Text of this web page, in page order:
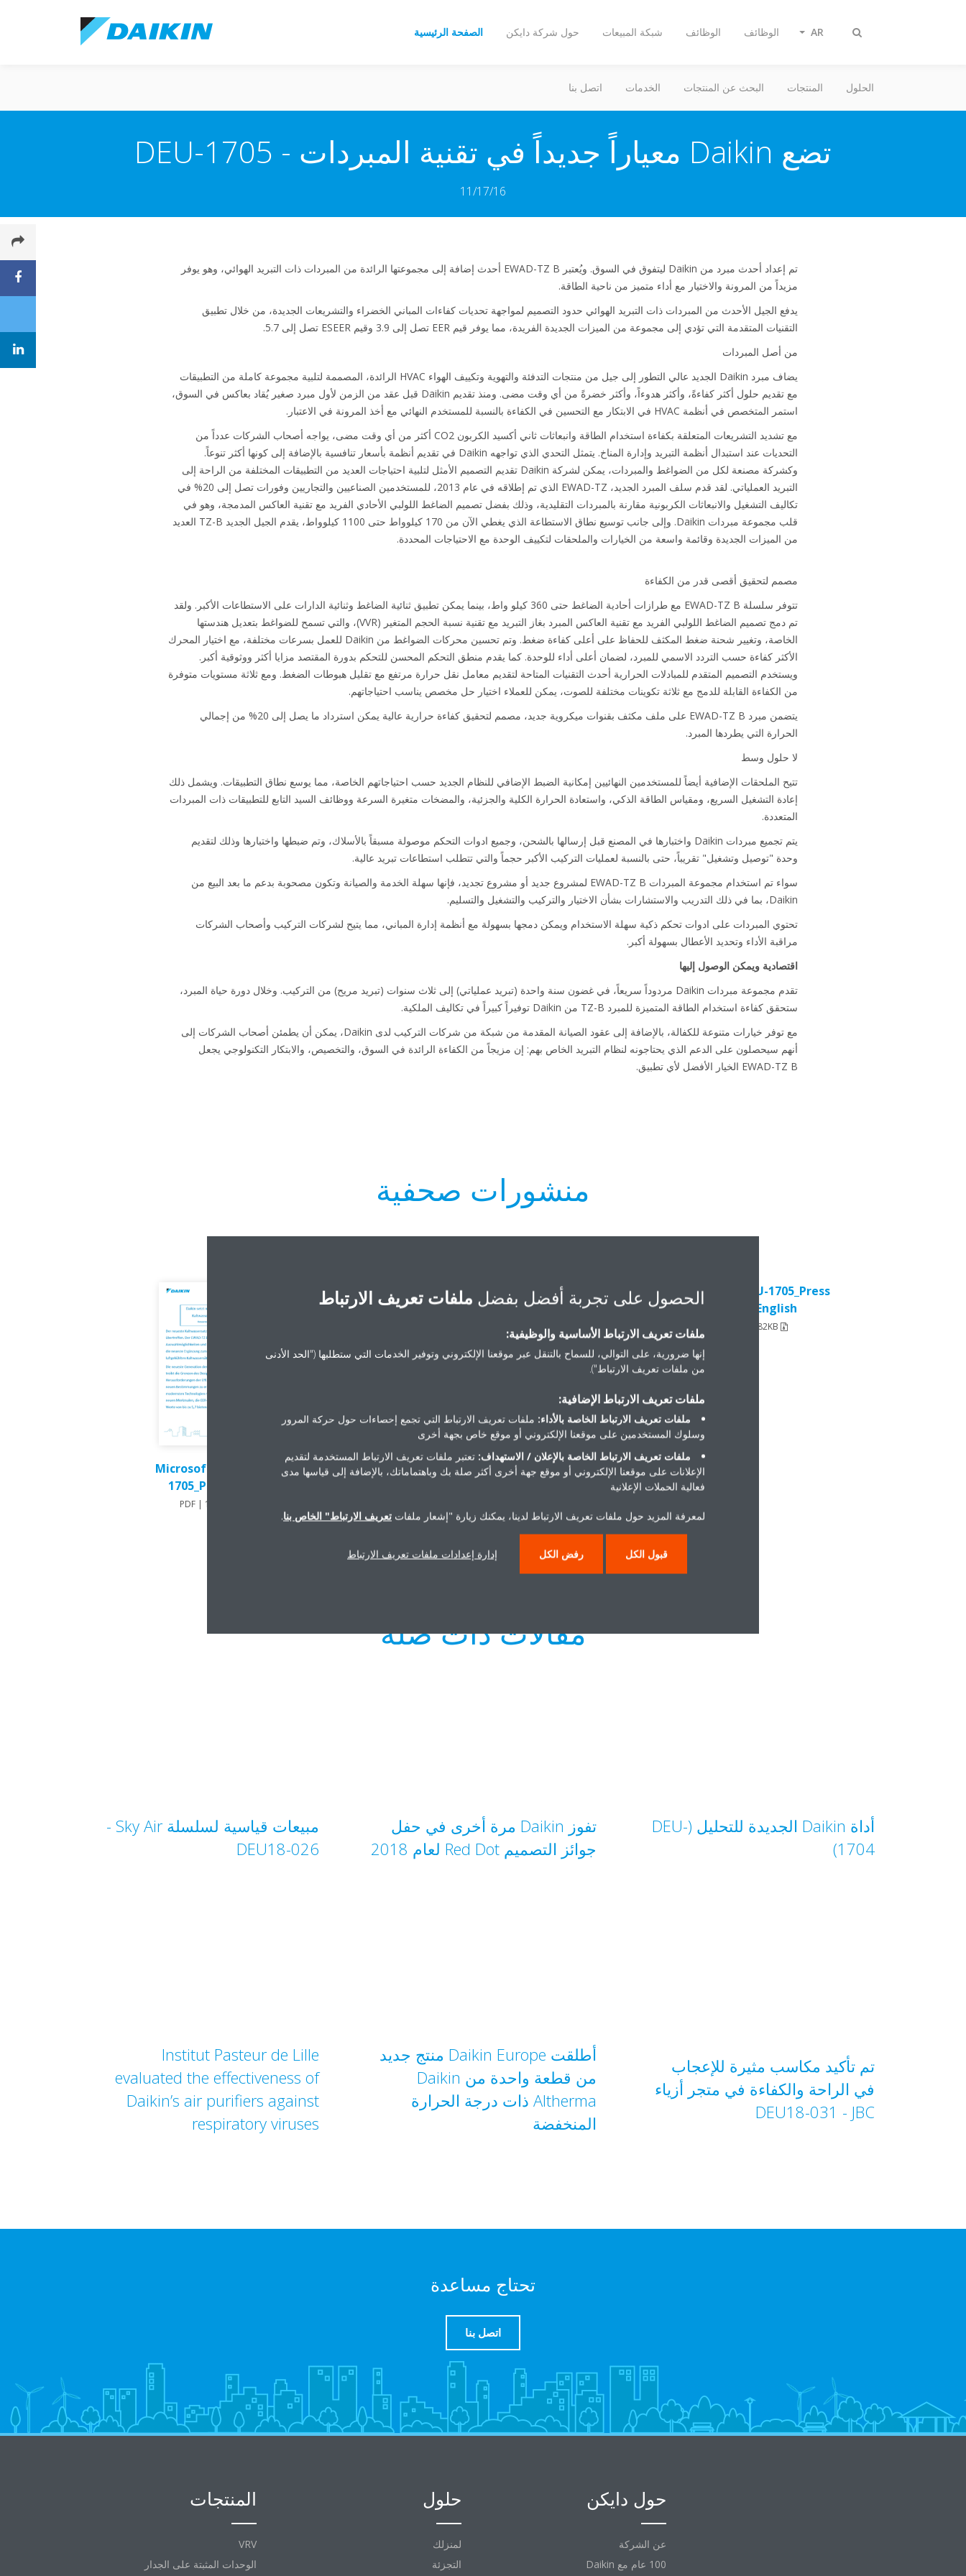
Toggle
الصفحة الرئيسية حول شركة دايكن شبكة المبيعات الوظائف الوظائف AR
الحلول المنتجات البحث عن المنتجات الخدمات اتصل بنا
تضع Daikin معياراً جديداً في تقنية المبردات - DEU-1705
11/17/16
تم إعداد أحدث مبرد من Daikin ليتفوق في السوق. ويُعتبر EWAD-TZ B أحدث إضافة إلى مجموعتها الرائدة من المبردات ذات التبريد الهوائي، وهو يوفر
مزيداً من المرونة والاختيار مع أداء متميز من ناحية الطاقة.
يدفع الجيل الأحدث من المبردات ذات التبريد الهوائي حدود التصميم لمواجهة تحديات كفاءات المباني الخضراء والتشريعات الجديدة، من خلال تطبيق
التقنيات المتقدمة التي تؤدي إلى مجموعة من الميزات الجديدة الفريدة، مما يوفر قيم EER تصل إلى 3.9 وقيم ESEER تصل إلى 5.7.
من أصل المبردات
يضاف مبرد Daikin الجديد عالي التطور إلى جيل من منتجات التدفئة والتهوية وتكييف الهواء HVAC الرائدة، المصممة لتلبية مجموعة كاملة من التطبيقات
مع تقديم حلول أكثر كفاءةً، وأكثر هدوءاً، وأكثر خضرةً من أي وقت مضى. ومنذ تقديم Daikin قبل عقد من الزمن لأول مبرد صغير يُقاد بعاكس في السوق،
استمر المتخصص في أنظمة HVAC في الابتكار مع التحسين في الكفاءة بالنسبة للمستخدم النهائي مع أخذ المرونة في الاعتبار.
مع تشديد التشريعات المتعلقة بكفاءة استخدام الطاقة وانبعاثات ثاني أكسيد الكربون CO2 أكثر من أي وقت مضى، يواجه أصحاب الشركات عدداً من
التحديات عند استبدال أنظمة التبريد وإدارة المناخ. يتمثل التحدي الذي تواجهه Daikin في تقديم أنظمة بأسعار تنافسية بالإضافة إلى كونها أكثر تنوعاً.
وكشركة مصنعة لكل من الضواغط والمبردات، يمكن لشركة Daikin تقديم التصميم الأمثل لتلبية احتياجات العديد من التطبيقات المختلفة من الراحة إلى
التبريد العملياتي. لقد قدم سلف المبرد الجديد، EWAD-TZ الذي تم إطلاقه في عام 2013، للمستخدمين الصناعيين والتجاريين وفورات تصل إلى 20% في
تكاليف التشغيل والانبعاثات الكربونية مقارنة بالمبردات التقليدية، وذلك بفضل تصميم الضاغط اللولبي الأحادي الفريد مع تقنية العاكس المدمجة، وهو في
قلب مجموعة مبردات Daikin. وإلى جانب توسيع نطاق الاستطاعة الذي يغطي الآن من 170 كيلوواط حتى 1100 كيلوواط، يقدم الجيل الجديد TZ-B العديد
من الميزات الجديدة وقائمة واسعة من الخيارات والملحقات لتكييف الوحدة مع الاحتياجات المحددة.
مصمم لتحقيق أقصى قدر من الكفاءة
تتوفر سلسلة EWAD-TZ B مع طرازات أحادية الضاغط حتى 360 كيلو واط، بينما يمكن تطبيق ثنائية الضاغط وثنائية الدارات على الاستطاعات الأكبر. ولقد
تم دمج تصميم الضاغط اللولبي الفريد مع تقنية العاكس المبرد بغاز التبريد مع تقنية نسبة الحجم المتغير (VVR)، والتي تسمح للضواغط بتعديل هندستها
الخاصة، وتغيير شحنة ضغط المكثف للحفاظ على أعلى كفاءة ضغط. وتم تحسين محركات الضواغط من Daikin للعمل بسرعات مختلفة، مع اختيار المحرك
الأكثر كفاءة حسب التردد الاسمي للمبرد، لضمان أعلى أداء للوحدة. كما يقدم منطق التحكم المحسن للتحكم بدورة المقتصد مزايا أكثر ووثوقية أكبر.
ويستخدم التصميم المتقدم للمبادلات الحرارية أحدث التقنيات المتاحة لتقديم معامل نقل حرارة مرتفع مع تقليل هبوطات الضغط. ومع ثلاثة مستويات متوفرة
من الكفاءة القابلة للدمج مع ثلاثة تكوينات مختلفة للصوت، يمكن للعملاء اختيار حل مخصص يناسب احتياجاتهم.
يتضمن مبرد EWAD-TZ B على ملف مكثف بقنوات ميكروية جديد، مصمم لتحقيق كفاءة حرارية عالية يمكن استرداد ما يصل إلى 20% من إجمالي
الحرارة التي يطردها المبرد.
لا حلول وسط
تتيح الملحقات الإضافية أيضاً للمستخدمين النهائيين إمكانية الضبط الإضافي للنظام الجديد حسب احتياجاتهم الخاصة، مما يوسع نطاق التطبيقات. ويشمل ذلك
إعادة التشغيل السريع، ومقياس الطاقة الذكي، واستعادة الحرارة الكلية والجزئية، والمضخات متغيرة السرعة ووظائف السيد التابع للتطبيقات ذات المبردات
المتعددة.
يتم تجميع مبردات Daikin واختبارها في المصنع قبل إرسالها بالشحن، وجميع ادوات التحكم موصولة مسبقاً بالأسلاك، وتم ضبطها واختبارها وذلك لتقديم
وحدة "توصيل وتشغيل" تقريباً، حتى بالنسبة لعمليات التركيب الأكبر حجماً والتي تتطلب استطاعات تبريد عالية.
سواء تم استخدام مجموعة المبردات EWAD-TZ B لمشروع جديد أو مشروع تجديد، فإنها سهلة الخدمة والصيانة وتكون مصحوبة بدعم ما بعد البيع من
Daikin، بما في ذلك التدريب والاستشارات بشأن الاختيار والتركيب والتشغيل والتسليم.
تحتوي المبردات على ادوات تحكم ذكية سهلة الاستخدام ويمكن دمجها بسهولة مع أنظمة إدارة المباني، مما يتيح لشركات التركيب وأصحاب الشركات
مراقبة الأداء وتحديد الأعطال بسهولة أكبر.
اقتصادية ويمكن الوصول إليها
تقدم مجموعة مبردات Daikin مردوداً سريعاً، في غضون سنة واحدة (تبريد عملياتي) إلى ثلاث سنوات (تبريد مريح) من التركيب. وخلال دورة حياة المبرد،
ستحقق كفاءة استخدام الطاقة المتميزة للمبرد TZ-B من Daikin توفيراً كبيراً في تكاليف الملكية.
مع توفر خيارات متنوعة للكفالة، بالإضافة إلى عقود الصيانة المقدمة من شبكة من شركات التركيب لدى Daikin، يمكن أن يطمئن أصحاب الشركات إلى
أنهم سيحصلون على الدعم الذي يحتاجونه لنظام التبريد الخاص بهم: إن مزيجاً من الكفاءة الرائدة في السوق، والتخصيص، والابتكار التكنولوجي يجعل
EWAD-TZ B الخيار الأفضل لأي تطبيق.
منشورات صحفية
EWAD-TZ B_DEU-1705_Press
release_English
DEU 1705_PR_EN _BG
Microsoft Word - DEU
1705_PR_AT.docx
مقالات ذات صلة
أداة Daikin الجديدة للتحليل (DEU-
1704)
تفوز Daikin مرة أخرى في حفل
جوائز التصميم Red Dot لعام 2018
مبيعات قياسية لسلسلة Sky Air‏ -
DEU18-026
تم تأكيد مكاسب مثيرة للإعجاب
في الراحة والكفاءة في متجر أزياء
JBC‏ - DEU18-031
أطلقت Daikin Europe منتج جديد
من قطعة واحدة من Daikin
Altherma ذات درجة الحرارة
المنخفضة
Institut Pasteur de Lille
evaluated the effectiveness of
Daikin’s air purifiers against
respiratory viruses
تحتاج مساعدة
اتصل بنا
المنتجات
VRV
الوحدات المثبتة على الجدار
حلول
لمنزلك
التجزئة
حول دايكن
عن الشركة
100 عام مع Daikin
الحصول على تجربة أفضل بفضل ملفات تعريف الارتباط
ملفات تعريف الارتباط الأساسية والوظيفية:
إنها ضرورية، على التوالي، للسماح بالتنقل عبر موقعنا الإلكتروني وتوفير الخدمات التي ستطلبها ("الحد الأدنى
من ملفات تعريف الارتباط").
ملفات تعريف الارتباط الإضافية:
ملفات تعريف الارتباط الخاصة بالأداء: ملفات تعريف الارتباط التي تجمع إحصاءات حول حركة المرور
وسلوك المستخدمين على موقعنا الإلكتروني أو موقع خاص بجهة أخرى
ملفات تعريف الارتباط الخاصة بالإعلان / الاستهداف: تعتبر ملفات تعريف الارتباط المستخدمة لتقديم
الإعلانات على موقعنا الإلكتروني أو موقع جهة أخرى أكثر صلة بك وباهتماماتك، بالإضافة إلى قياسها مدى
فعالية الحملات الإعلانية
لمعرفة المزيد حول ملفات تعريف الارتباط لدينا، يمكنك زيارة "إشعار ملفات تعريف الارتباط" الخاص بنا.
قبول الكل رفض الكل إدارة إعدادات ملفات تعريف الارتباط